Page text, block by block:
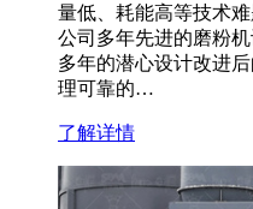
量低、耗能高等技术
公司多年先进的磨粉
多年的潜心设计改进
理可靠的…
了解详情